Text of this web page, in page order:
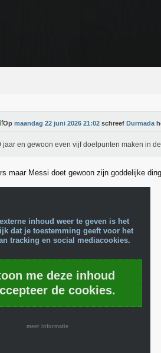
Op maandag 22 juni 2026 21:02 schreef Durmada
jaar en gewoon even vijf doelpunten maken in
maar Messi doet gewoon zijn goddelijke
inhoud weer te geven is het
dat je toestemming geeft voor het
tracking en social mediacookies.
me deze inhoud
de cookies.
meer informatie